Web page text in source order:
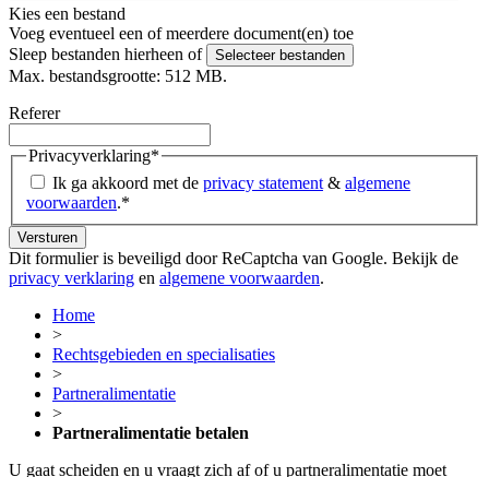
Kies een bestand
Voeg eventueel een of meerdere document(en) toe
Sleep bestanden hierheen of
Selecteer bestanden
Max. bestandsgrootte: 512 MB.
Referer
Privacyverklaring*
Ik ga akkoord met de privacy statement & algemene
voorwaarden.*
Dit formulier is beveiligd door ReCaptcha van Google. Bekijk de
privacy verklaring en algemene voorwaarden.
Home
>
Rechtsgebieden en specialisaties
>
Partneralimentatie
>
Partneralimentatie betalen
U gaat scheiden en u vraagt zich af of u partneralimentatie moet